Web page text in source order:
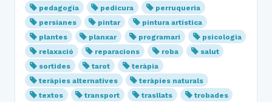
pedagogia
pedicura
perruqueria
persianes
pintar
pintura artística
plantes
planxar programari
psicologia
relaxació
reparacions roba
salut
sortides
tarot
teràpia
teràpies alternatives
teràpies naturals
textos
transport trasllats
trobades